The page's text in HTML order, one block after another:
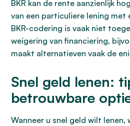
BKR kan de rente aanzienlijk
van een particuliere lening met
BKR-codering is vaak niet
weigering van financiering,
maakt alternatieven vaak de
Snel geld lenen:
betrouwbare
Wanneer u snel geld wilt